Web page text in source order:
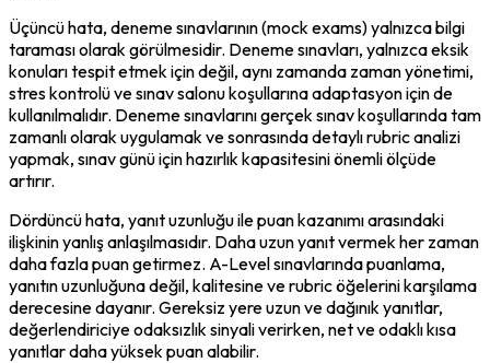
Üçüncü hata, deneme sınavlarının (mock exams) yalnızca bilgi
taraması olarak görülmesidir. Deneme sınavları, yalnızca eksik
konuları tespit etmek için değil, aynı zamanda zaman yönetimi,
stres kontrolü ve sınav salonu koşullarına adaptasyon için de
kullanılmalıdır. Deneme sınavlarını gerçek sınav koşullarında tam
zamanlı olarak uygulamak ve sonrasında detaylı rubric analizi
yapmak, sınav günü için hazırlık kapasitesini önemli ölçüde
artırır.
Dördüncü hata, yanıt uzunluğu ile puan kazanımı arasındaki
ilişkinin yanlış anlaşılmasıdır. Daha uzun yanıt vermek her zaman
daha fazla puan getirmez. A-Level sınavlarında puanlama,
yanıtın uzunluğuna değil, kalitesine ve rubric öğelerini karşılama
derecesine dayanır. Gereksiz yere uzun ve dağınık yanıtlar,
değerlendiriciye odaksızlık sinyali verirken, net ve odaklı kısa
yanıtlar daha yüksek puan alabilir.